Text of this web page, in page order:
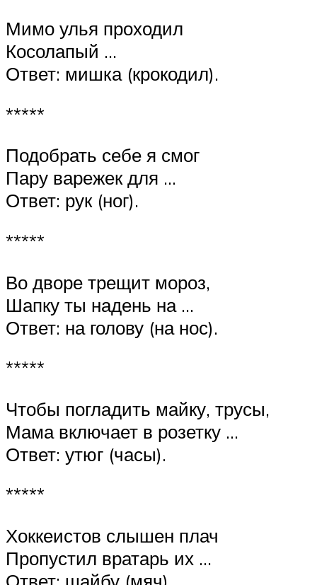
Мимо улья проходил
Косолапый …
Ответ: мишка (крокодил).
*****
Подобрать себе я смог
Пару варежек для …
Ответ: рук (ног).
*****
Во дворе трещит мороз,
Шапку ты надень на …
Ответ: на голову (на нос).
*****
Чтобы погладить майку, трусы,
Мама включает в розетку …
Ответ: утюг (часы).
*****
Хоккеистов слышен плач
Пропустил вратарь их …